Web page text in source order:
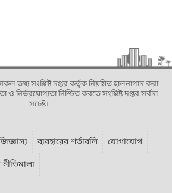
তথ্য সংশ্লিষ্ট দপ্তর কর্তৃক নিয়মিত হালনাগাদ করা
ও নির্ভরযোগ্যতা নিশ্চিত করতে সংশ্লিষ্ট দপ্তর সর্বদা
সচেষ্ট।
ব্যবহারের শর্তাবলি
যোগাযোগ